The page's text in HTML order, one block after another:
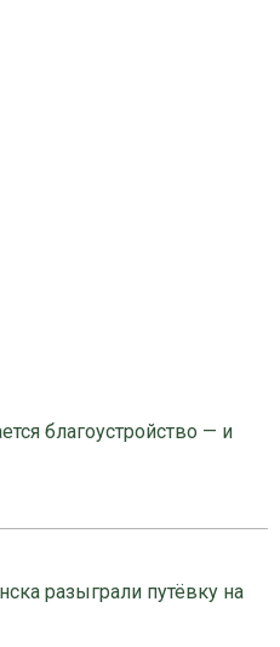
благоустройство — и
разыграли путёвку на